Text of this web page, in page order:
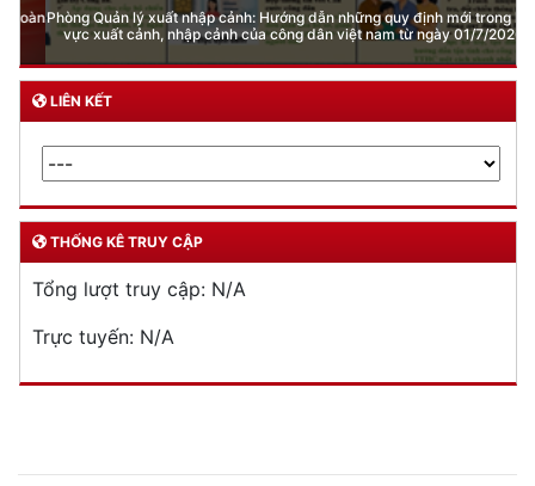
Phòng Quản lý xuất nhập cảnh: Hướng dẫn những quy định mới trong lĩnh
vực xuất cảnh, nhập cảnh của công dân việt nam từ ngày 01/7/2026
LIÊN KẾT
THỐNG KÊ TRUY CẬP
Tổng lượt truy cập: N/A
Trực tuyến: N/A